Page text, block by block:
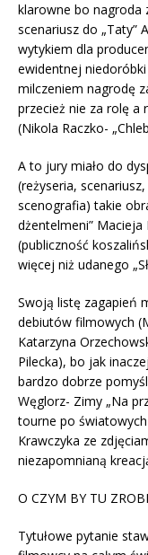
klarowne bo nagroda
scenariusz do „Taty”
wytykiem dla
ewidentnej
milczeniem nagrodę
przecież nie za rolę a
(Nikola Raczko-
A to jury miało do
(reżyseria,
scenografia) takie
dżentelmeni” Macieja
(publiczność
więcej niż udanego
Swoją listę zagapień
debiutów filmowych
Katarzyna
Pilecka), bo jak
bardzo dobrze
Węglorz- Zimy „Na
tourne po światowych
Krawczyka ze
niezapomnianą
O CZYM BY TU
Tytułowe pytanie